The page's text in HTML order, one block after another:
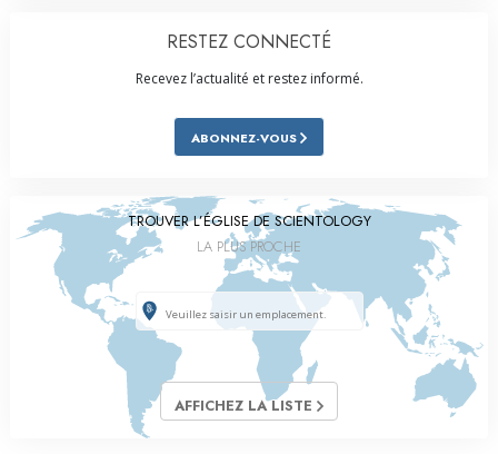
RESTEZ CONNECTÉ
Recevez l’actualité et restez informé.
ABONNEZ-VOUS
TROUVER L’ÉGLISE DE SCIENTOLOGY
LA PLUS PROCHE
AFFICHEZ LA LISTE